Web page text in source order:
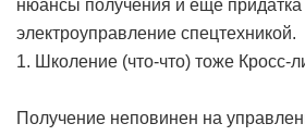
нюансы получения и еще
электроуправление спецтехникой.
1. Школение (что-что) тоже Кросс-
Получение неповинен на